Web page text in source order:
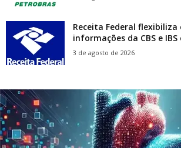
Receita Federal flexibiliza
informações da CBS e IBS
3 de agosto de 2026